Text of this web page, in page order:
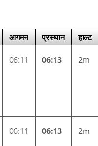
आगमन प्रस्थान हाल्ट
06:11 06:13 2m
06:11 06:13 2m